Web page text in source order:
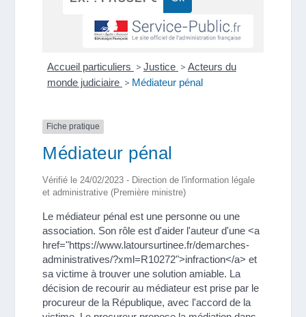
Accueil particuliers > Justice > Acteurs du
monde judiciaire > Médiateur pénal
Fiche pratique
Médiateur pénal
Vérifié le 24/02/2023 - Direction de l'information légale
et administrative (Première ministre)
Le médiateur pénal est une personne ou une
association. Son rôle est d'aider l'auteur d'une <a
href="https://www.latoursurtinee.fr/demarches-
administratives/?xml=R10272">infraction</a> et
sa victime à trouver une solution amiable. La
décision de recourir au médiateur est prise par le
procureur de la République, avec l'accord de la